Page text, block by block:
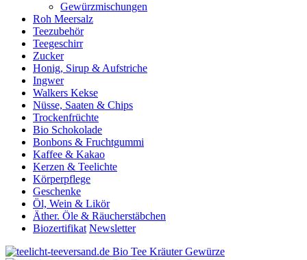
Gewürzmischungen
Roh Meersalz
Teezubehör
Teegeschirr
Zucker
Honig, Sirup & Aufstriche
Ingwer
Walkers Kekse
Nüsse, Saaten & Chips
Trockenfrüchte
Bio Schokolade
Bonbons & Fruchtgummi
Kaffee & Kakao
Kerzen & Teelichte
Körperpflege
Geschenke
Öl, Wein & Likör
Äther. Öle & Räucherstäbchen
Biozertifikat Newsletter